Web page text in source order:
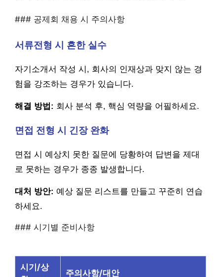
### 공제회 채용 시 주의사항
서류전형 시 흔한 실수
자기소개서 작성 시, 회사의 인재상과 맞지 않는 경
험을 강조하는 경우가 있습니다.
해결 방법: 회사 분석 후, 핵심 역량을 어필하세요.
면접 전형 시 긴장 완화
면접 시 예상치 못한 질문에 당황하여 답변을 제대
로 못하는 경우가 종종 발생합니다.
대처 방안: 예상 질문 리스트를 만들고 꾸준히 연습
하세요.
### 시기별 준비사항
시기/상
주의사항/대안